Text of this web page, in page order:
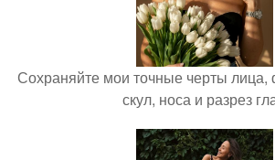
Сохраняйте мои точные черты
скул, носа и разрез